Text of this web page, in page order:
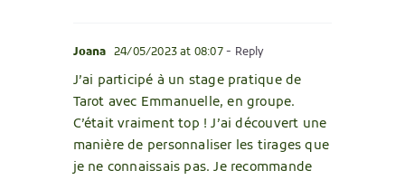
Joana 24/05/2023 at 08:07- Reply
J’ai participé à un stage pratique de
Tarot avec Emmanuelle, en groupe.
C’était vraiment top ! J’ai découvert une
manière de personnaliser les tirages que
je ne connaissais pas. Je recommande